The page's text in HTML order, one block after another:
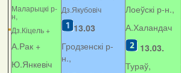
Маларыцкі р-
н,
Дз.Кіцель +
А.Рак +
Ю.Янкевіч
Дз.Якубовіч
13.03
Гродзенскі р-
н.,
Лоеўскі р-н.,
А.Халандач
13.03.
Тураў,